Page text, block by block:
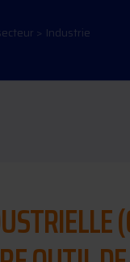
> Industrie